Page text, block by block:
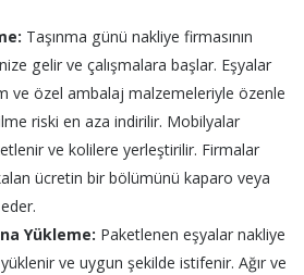
Taşınma günü nakliye firmasının
gelir ve çalışmalara başlar. Eşyalar
ve özel ambalaj malzemeleriyle özenle
riski en aza indirilir. Mobilyalar
ve kolilere yerleştirilir. Firmalar
ücretin bir bölümünü kaparo veya
Yükleme: Paketlenen eşyalar nakliye
ve uygun şekilde istifenir. Ağır ve